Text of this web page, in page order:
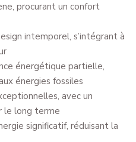
procurant un confort
intemporel, s’intégrant à
énergétique partielle,
énergies fossiles
avec un
le long terme
significatif, réduisant la